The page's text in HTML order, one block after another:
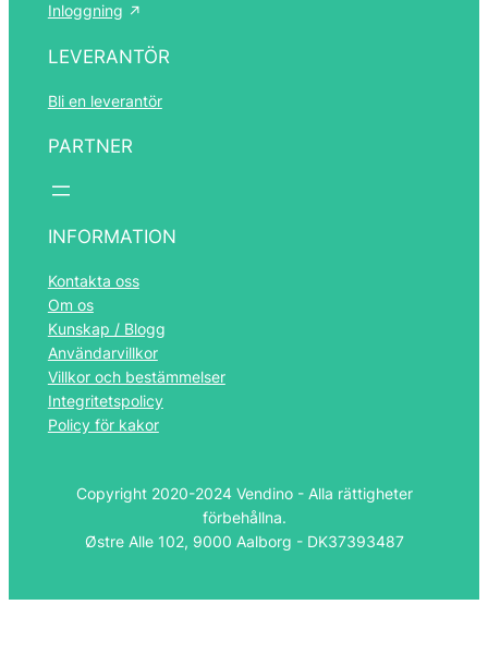
Inloggning
LEVERANTÖR
Bli en leverantör
PARTNER
INFORMATION
Kontakta oss
Om os
Kunskap / Blogg
Användarvillkor
Villkor och bestämmelser
Integritetspolicy
Policy för kakor
Copyright 2020-2024 Vendino - Alla rättigheter
förbehållna.
Østre Alle 102, 9000 Aalborg - DK37393487